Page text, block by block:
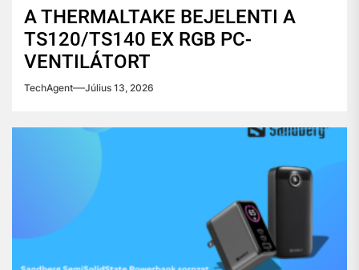
A THERMALTAKE BEJELENTI A
TS120/TS140 EX RGB PC-
VENTILÁTORT
TechAgent Július 13, 2026